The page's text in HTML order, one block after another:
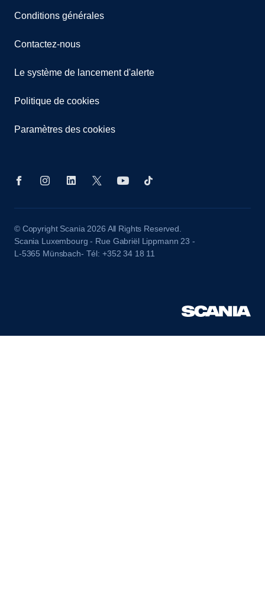
Conditions générales
Contactez-nous
Le système de lancement d'alerte
Politique de cookies
Paramètres des cookies
© Copyright Scania 2026 All Rights Reserved.
Scania Luxembourg - Rue Gabriël Lippmann 23 -
L-5365 Münsbach- Tél: +352 34 18 11